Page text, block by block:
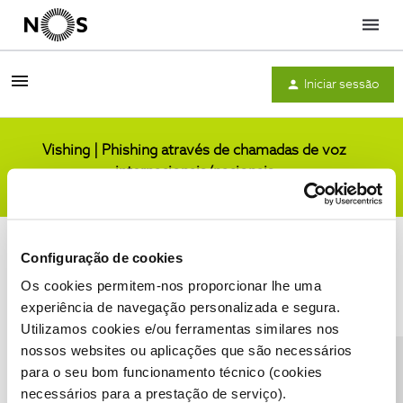
Configuração de cookies
Os cookies permitem-nos proporcionar lhe uma
experiência de navegação personalizada e segura.
Utilizamos cookies e/ou ferramentas similares nos
nossos websites ou aplicações que são necessários
para o seu bom funcionamento técnico (cookies
necessários para a prestação de serviço).
Menu
Iniciar sessão
Vishing | Phishing através de chamadas de voz
internacionais/nacionais
Condições do Fórum NOS Accessibility statement